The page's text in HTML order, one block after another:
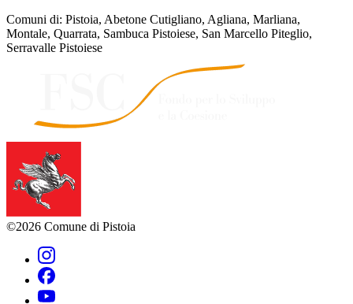
Comuni di: Pistoia, Abetone Cutigliano, Agliana, Marliana,
Montale, Quarrata, Sambuca Pistoiese, San Marcello Piteglio,
Serravalle Pistoiese
©2026 Comune di Pistoia